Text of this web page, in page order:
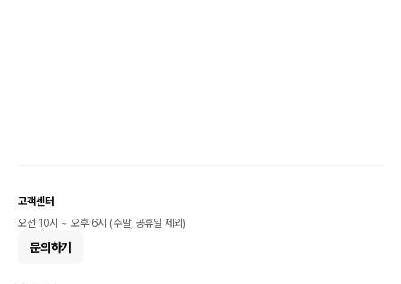
고객센터
오전 10시 ~ 오후 6시 (주말, 공휴일 제외)
문의하기